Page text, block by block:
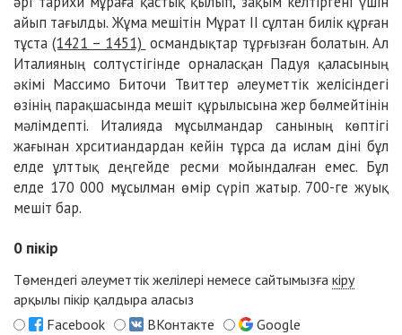
айып тағылды. Жұма мешітін Мұрат ІІ сұлтан билік құрған
тұста (1421 – 1451) османдықтар тұрғызған болатын. Ал
Италияның солтүстігінде орналасқан Падуя қаласының
әкімі Массимо Биточи Твиттер әлеуметтік желісіндегі
өзінің парақшасында мешіт құрылысына жер бөлмейтінін
мәлімдепті. Италияда мұсылмандар санының көптігі
жағынан хрситиандардан кейін тұрса да ислам діні бұл
елде ұлттық деңгейде ресми мойындалған емес. Бұл
елде 170 000 мұсылман өмір сүріп жатыр. 700-ге жуық
мешіт бар.
0 пікір
Төмендегі әлеуметтік желілері немесе сайтымызға кіру
арқылы пікір қалдыра аласыз
Facebook
ВКонтакте
Google